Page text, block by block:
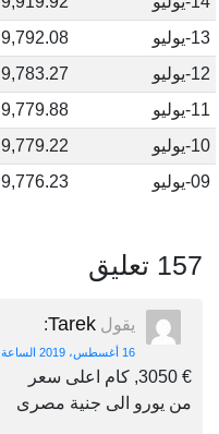
13-يوليو
9,792.08 جنيه مصري
12-يوليو
9,783.27 جنيه مصري
11-يوليو
9,779.88 جنيه مصري
10-يوليو
9,779.22 جنيه مصري
09-يوليو
9,776.23 جنيه مصري
157 تعليق
يقول Tarek
:
16 أغسطس، 2019 الساعة 2:53 ص
€ 3050, كام اعلى سعر
من يورو الى جنية مصرى